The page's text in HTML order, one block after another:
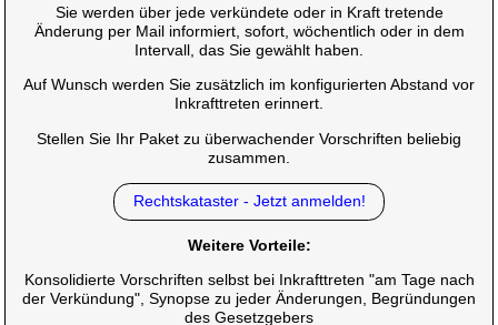
Sie werden über jede verkündete oder in Kraft tretende
Änderung per Mail informiert, sofort, wöchentlich oder in dem
Intervall, das Sie gewählt haben.
Auf Wunsch werden Sie zusätzlich im konfigurierten Abstand vor
Inkrafttreten erinnert.
Stellen Sie Ihr Paket zu überwachender Vorschriften beliebig
zusammen.
Rechtskataster - Jetzt anmelden!
Weitere Vorteile:
Konsolidierte Vorschriften selbst bei Inkrafttreten "am Tage nach
der Verkündung", Synopse zu jeder Änderungen, Begründungen
des Gesetzgebers